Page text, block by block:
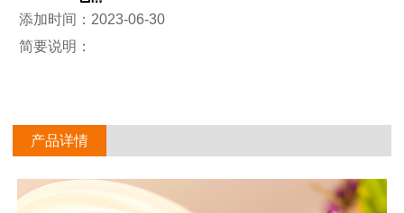
添加时间：2023-06-30
简要说明：
产品详情